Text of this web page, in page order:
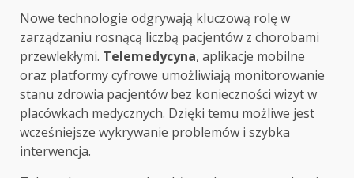
Nowe technologie odgrywają kluczową rolę w
zarządzaniu rosnącą liczbą pacjentów z chorobami
przewlekłymi. Telemedycyna, aplikacje mobilne
oraz platformy cyfrowe umożliwiają monitorowanie
stanu zdrowia pacjentów bez konieczności wizyt w
placówkach medycznych. Dzięki temu możliwe jest
wcześniejsze wykrywanie problemów i szybka
interwencja.